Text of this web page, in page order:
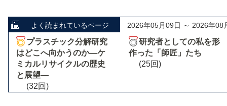
よく読まれているページ 2026年05月09日 ～ 2026年08
プラスチック分解研究
はどこへ向かうのか―ケ
ミカルリサイクルの歴史
と展望―
(32回)
研究者としての私を形
作った「師匠」たち
(25回)